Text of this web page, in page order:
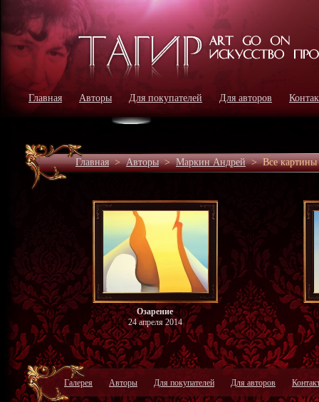
Главная Авторы Для покупателей Для авторов
Главная>Авторы>Маркин Андрей>Все картины
Озарение
24 апреля 2014
Галерея Авторы Для покупателей Для авторов